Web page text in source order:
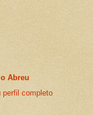
Abreu
perfil completo